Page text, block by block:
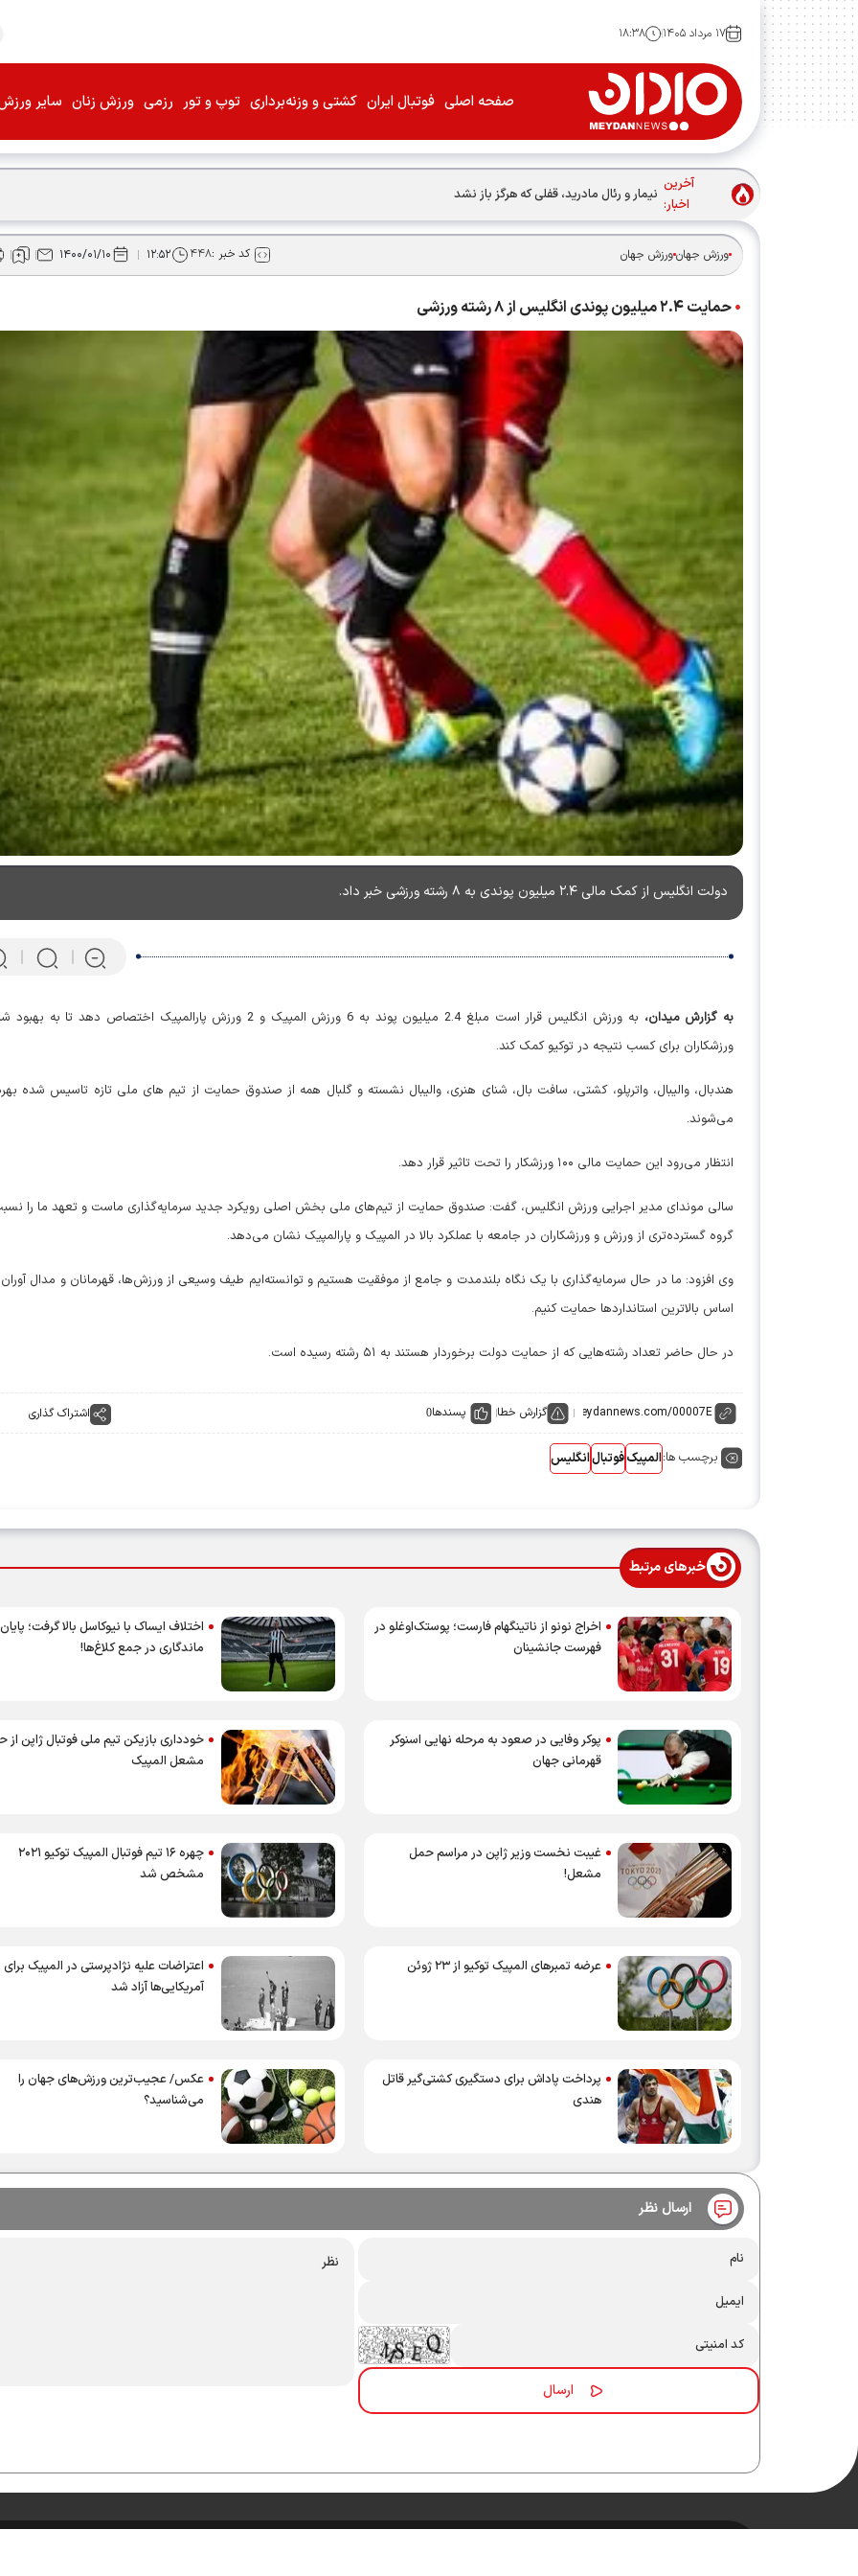
۱۷ مرداد ۱۴۰۵ ۱۸:۳۸
صفحه اصلی فوتبال ایران کشتی و وزنه‌برداری توپ و تور رزمی ورزش زنان سایر
آخرین
اخبار:
نیمار و رئال مادرید، قفلی که هرگز باز نشد
ورزش جهانورزش جهان کد خبر :۴۴۸ ۱۲:۵۲ ۱۴۰۰/۰۱/۱۰
حمایت ۲.۴ میلیون پوندی انگلیس از ۸ رشته ورزشی
دولت انگلیس از کمک مالی ۲.۴ میلیون پوندی به ۸ رشته ورزشی خبر داد.
به گزارش میدان،
به ورزش انگلیس قرار است مبلغ 2.4 میلیون پوند به 6 ورزش المپیک و 2 ورزش پارالمپیک اختصاص دهد تا به
ورزشکاران برای کسب نتیجه در توکیو کمک کند.
هندبال، والیبال، واترپلو، کشتی، سافت بال، شنای هنری، والیبال نشسته و گلبال همه از صندوق حمایت از تیم های ملی تازه تاسیس شده
می‌شوند.
انتظار می‌رود این حمایت مالی ۱۰۰ ورزشکار را تحت تاثیر قرار دهد.
سالی موندای مدیر اجرایی ورزش انگلیس، گفت: صندوق حمایت از تیم‌های ملی بخش اصلی رویکرد جدید سرمایه‌گذاری ماست و تعهد ما را
گروه گسترده‌تری از ورزش و ورزشکاران در جامعه با عملکرد بالا در المپیک و پارالمپیک نشان می‌دهد.
وی افزود: ما در حال سرمایه‌گذاری با یک نگاه بلندمدت و جامع از موفقیت هستیم و توانسته‌ایم طیف وسیعی از ورزش‌ها، قهرمانان و مدال آوران
اساس بالاترین استانداردها حمایت کنیم.
در حال حاضر تعداد رشته‌هایی که از حمایت دولت برخوردار هستند به ۵۱ رشته رسیده است.
گزارش خطا پسندها0 اشتراک گذاری
برچسب ها:المپیکفوتبالانگلیس
خبرهای مرتبط
اخراج نونو از ناتینگهام فارست؛ پوستک‌اوغلو در
فهرست جانشینان
اختلاف ایساک با نیوکاسل بالا گرفت؛ پایان
ماندگاری در جمع کلاغ‌ها!
پوکر وفایی در صعود به مرحله نهایی اسنوکر
قهرمانی جهان
خودداری بازیکن تیم ملی فوتبال ژاپن از
مشعل المپیک
غیبت نخست وزیر ژاپن در مراسم حمل
مشعل!
چهره ۱۶ تیم فوتبال المپیک توکیو ۲۰۲۱
مشخص شد
عرضه تمبر‌های المپیک توکیو از ۲۳ ژوئن
اعتراضات علیه نژادپرستی در المپیک برای
آمریکایی‌ها آزاد شد
پرداخت پاداش برای دستگیری کشتی‌گیر قاتل
هندی
عکس/ عجیب‌ترین ورزش‌های جهان را
می‌شناسید؟
ارسال نظر
پرتابگر نیزه المپیکی که ماهی
می‌کند! + فیلم